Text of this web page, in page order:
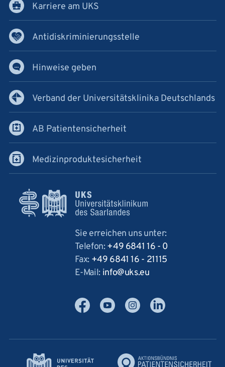
Karriere am UKS
Antidiskriminierungsstelle
Hinweise geben
Verband der Universitätsklinika Deutschlands
AB Patientensicherheit
Medizinproduktesicherheit
Sie erreichen uns unter:
Telefon:+49 6841 16 - 0
Fax: +49 6841 16 - 21115
E-Mail: info ukseu